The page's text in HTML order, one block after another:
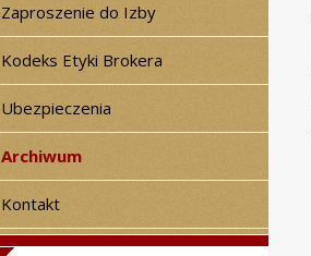
Zaproszenie do Izby
Kodeks Etyki Brokera
Ubezpieczenia
Archiwum
Kontakt